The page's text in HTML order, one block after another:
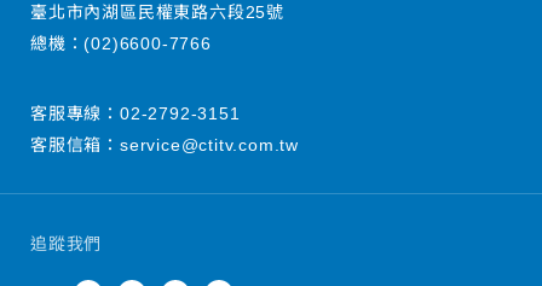
追蹤我們
臺北市內湖區民權東路六段25號
總機：(02)6600-7766
客服專線： 02-2792-3151
客服信箱： service@ctitv.com.tw